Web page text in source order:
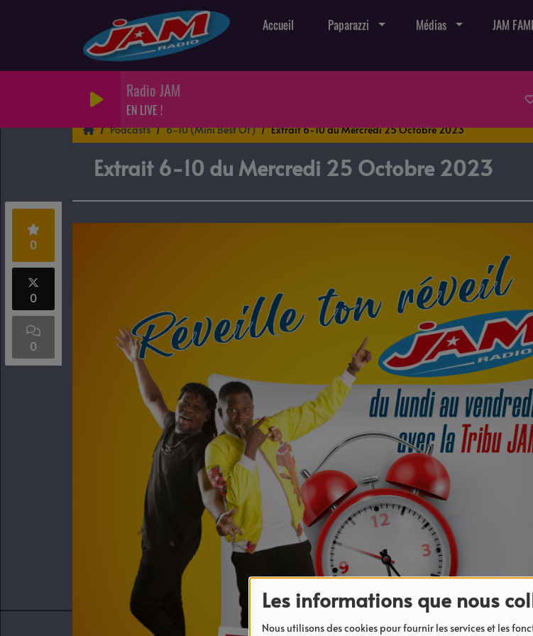
Les informations que nous
Nous utilisons des cookies pour fournir les services et les
Accueil Paparazzi Médias JAM
Radio JAM
EN LIVE !
Podcasts 6-10 (Mini Best Of) Extrait 6-10 du Mercredi 25 Octobre 2023
Extrait 6-10 du Mercredi 25 Octobre 2023
0
0
0